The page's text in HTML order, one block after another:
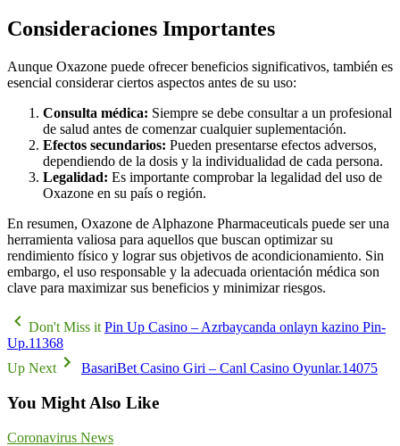
Consideraciones Importantes
Aunque Oxazone puede ofrecer beneficios significativos, también es
esencial considerar ciertos aspectos antes de su uso:
Consulta médica: Siempre se debe consultar a un profesional
de salud antes de comenzar cualquier suplementación.
Efectos secundarios: Pueden presentarse efectos adversos,
dependiendo de la dosis y la individualidad de cada persona.
Legalidad: Es importante comprobar la legalidad del uso de
Oxazone en su país o región.
En resumen, Oxazone de Alphazone Pharmaceuticals puede ser una
herramienta valiosa para aquellos que buscan optimizar su
rendimiento físico y lograr sus objetivos de acondicionamiento. Sin
embargo, el uso responsable y la adecuada orientación médica son
clave para maximizar sus beneficios y minimizar riesgos.
Don't Miss it Pin Up Casino – Azrbaycanda onlayn kazino Pin-
Up.11368
Up Next
BasariBet Casino Giri – Canl Casino Oyunlar.14075
You Might Also Like
Coronavirus News